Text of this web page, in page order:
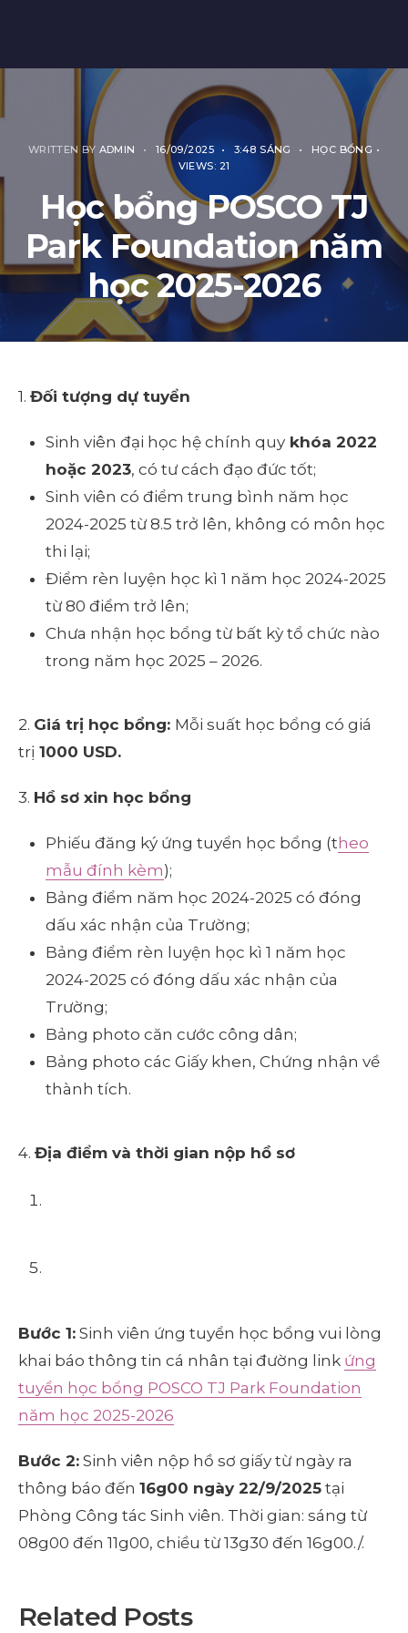
WRITTEN BY ADMIN • 16/09/2025 • 3:48 SÁNG • HỌC BỔNG •
VIEWS: 21
Học bổng POSCO TJ
Park Foundation năm
học 2025-2026
1. Đối tượng dự tuyển
Sinh viên đại học hệ chính quy khóa 2022
hoặc 2023, có tư cách đạo đức tốt;
Sinh viên có điểm trung bình năm học
2024-2025 từ 8.5 trở lên, không có môn học
thi lại;
Điểm rèn luyện học kì 1 năm học 2024-2025
từ 80 điểm trở lên;
Chưa nhận học bổng từ bất kỳ tổ chức nào
trong năm học 2025 – 2026.
2. Giá trị học bổng: Mỗi suất học bổng có giá
trị 1000 USD.
3. Hồ sơ xin học bổng
Phiếu đăng ký ứng tuyển học bổng (t heo
mẫu đính kèm);
Bảng điểm năm học 2024-2025 có đóng
dấu xác nhận của Trường;
Bảng điểm rèn luyện học kì 1 năm học
2024-2025 có đóng dấu xác nhận của
Trường;
Bảng photo căn cước công dân;
Bảng photo các Giấy khen, Chứng nhận về
thành tích.
4. Địa điểm và thời gian nộp hồ sơ
Bước 1: Sinh viên ứng tuyển học bổng vui lòng
khai báo thông tin cá nhân tại đường link ứng
tuyển học bổng POSCO TJ Park Foundation
năm học 2025-2026
Bước 2: Sinh viên nộp hồ sơ giấy từ ngày ra
thông báo đến 16g00 ngày 22/9/2025 tại
Phòng Công tác Sinh viên. Thời gian: sáng từ
08g00 đến 11g00, chiều từ 13g30 đến 16g00./.
Related Posts